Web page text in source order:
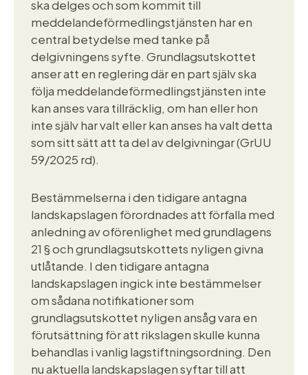
ska delges och som kommit till
meddelandeförmedlingstjänsten har en
central betydelse med tanke på
delgivningens syfte. Grundlagsutskottet
anser att en reglering där en part själv ska
följa meddelandeförmedlingstjänsten inte
kan anses vara tillräcklig, om han eller hon
inte själv har valt eller kan anses ha valt detta
som sitt sätt att ta del av delgivningar (GrUU
59/2025 rd).
Bestämmelserna i den tidigare antagna
landskapslagen förordnades att förfalla med
anledning av oförenlighet med grundlagens
21 § och grundlagsutskottets nyligen givna
utlåtande. I den tidigare antagna
landskapslagen ingick inte bestämmelser
om sådana notifikationer som
grundlagsutskottet nyligen ansåg vara en
förutsättning för att rikslagen skulle kunna
behandlas i vanlig lagstiftningsordning. Den
nu aktuella landskapslagen syftar till att